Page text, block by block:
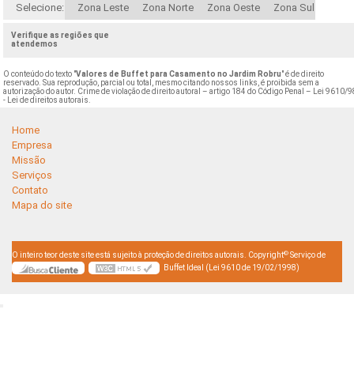
Selecione: Zona Leste Zona Norte Zona Oeste Zona Sul
Verifique as regiões que
atendemos
O conteúdo do texto "Valores de Buffet para Casamento no Jardim Robru" é de direito
reservado. Sua reprodução, parcial ou total, mesmo citando nossos links, é proibida sem a
autorização do autor. Crime de violação de direito autoral – artigo 184 do Código Penal –
Lei 9610/
- Lei de direitos autorais
Home
Empresa
Missão
Serviços
Contato
Mapa do site
O inteiro teor deste site está sujeito à proteção de direitos autorais. Copyright© Serviço de
Buffet Ideal (Lei 9610 de 19/02/1998)